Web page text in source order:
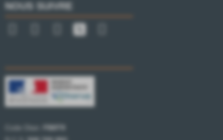
NOUS SUIVRE